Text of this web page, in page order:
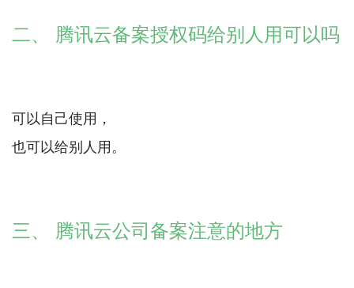
二、 腾讯云备案授权码给别人用可以吗
可以自己使用，
也可以给别人用。
三、 腾讯云公司备案注意的地方